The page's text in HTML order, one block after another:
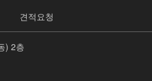
견적요청
) 2층